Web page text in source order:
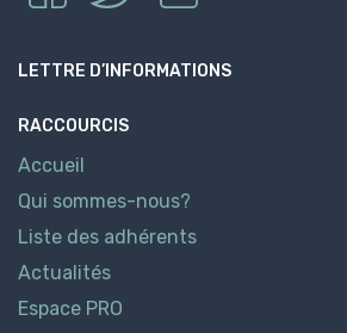
LETTRE D’INFORMATIONS
RACCOURCIS
Accueil
Qui sommes-nous?
Liste des adhérents
Actualités
Espace PRO